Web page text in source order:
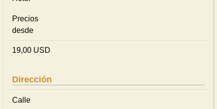
Precios
desde
19,00 USD
Dirección
Calle